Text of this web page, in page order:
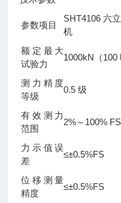
参数项目
SHT4106 六
机
额定最大
试验力
1000kN（100
测力精度
等级
0.5 级
有效测力
范围
2%～100%
力示值误
差
≤±0.5%FS
位移测量
精度
≤±0.5%FS